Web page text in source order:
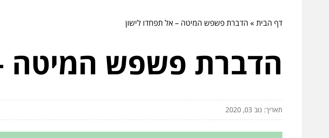
דף הבית» הדברת פשפש המיטה – אל תפחדו לישון
הדברת פשפש המיטה
תאריך: נוב 03, 2020